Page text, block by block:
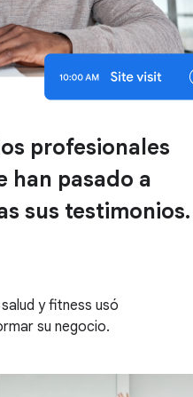
profesionales
han pasado a
sus testimonios.
y fitness usó
su negocio.